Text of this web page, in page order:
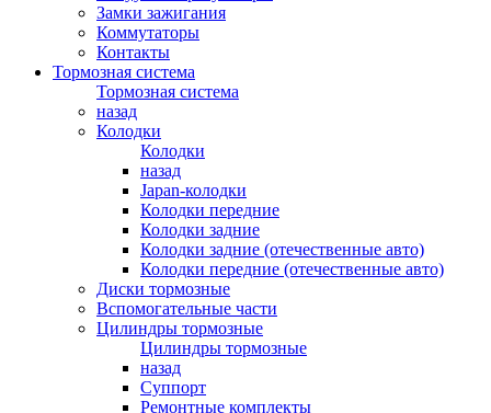
Замки зажигания
Коммутаторы
Контакты
Тормозная система
Тормозная система
назад
Колодки
Колодки
назад
Japan-колодки
Колодки передние
Колодки задние
Колодки задние (отечественные авто)
Колодки передние (отечественные авто)
Диски тормозные
Вспомогательные части
Цилиндры тормозные
Цилиндры тормозные
назад
Суппорт
Ремонтные комплекты